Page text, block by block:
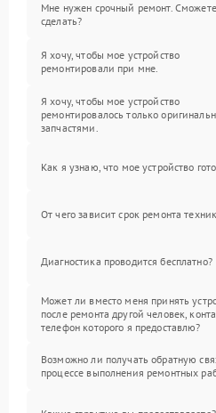
Мне нужен срочный ремонт. Сможете
сделать?
Я хочу, чтобы мое устройство
ремонтировали при мне.
Я хочу, чтобы мое устройство
ремонтировалось только
запчастями.
Как я узнаю, что мое устройство
От чего зависит срок ремонта
Диагностика проводится бесплатно?
Может ли вместо меня принять
после ремонта другой человек,
телефон которого я предоставлю?
Возможно ли получать обратную
процессе выполнения ремонтных